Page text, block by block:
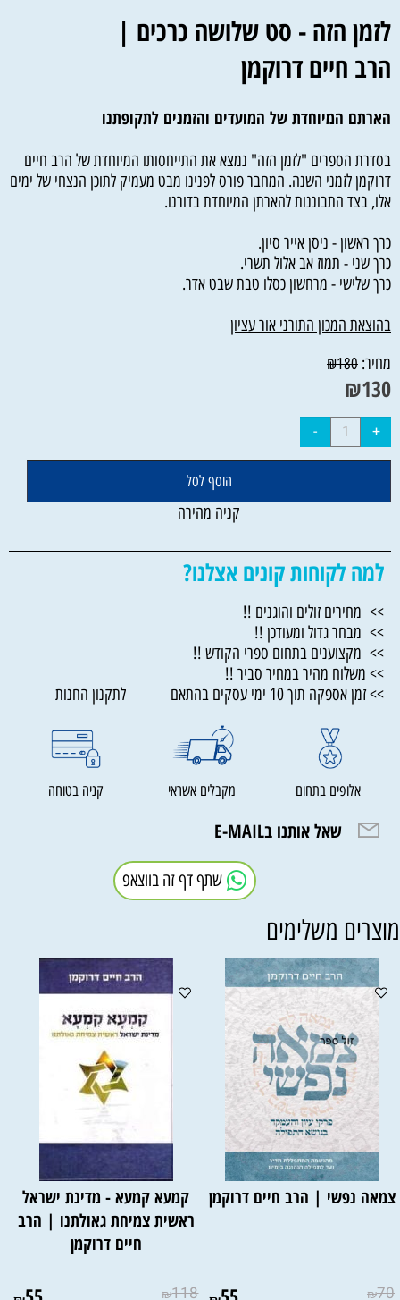
לזמן הזה - סט שלושה כרכים |
הרב חיים דרוקמן
הארתם המיוחדת של המועדים והזמנים לתקופתנו
בסדרת הספרים "לזמן הזה" נמצא את התייחסותו המיוחדת של הרב חיים
דרוקמן לזמני השנה. המחבר פורס לפנינו מבט מעמיק לתוכן הנצחי של ימים
אלו, בצד התבוננות להארתן המיוחדת בדורנו.
כרך ראשון - ניסן אייר סיון.
כרך שני - תמוז אב אלול תשרי.
כרך שלישי - מרחשון כסלו טבת שבט אדר.
בהוצאת המכון התורני אור עציון
מחיר:
₪180
₪130
הוסף לסל
קניה מהירה
למה לקוחות קונים אצלנו?
>> מחירים זולים והוגנים !!
>> מבחר גדול ומעודכן !!
>> מקצוענים בתחום ספרי הקודש !!
>> משלוח מהיר במחיר סביר !!
>> זמן אספקה תוך 10 ימי עסקים בהתאם לתקנון החנות
אלופים בתחום מקבלים אשראי קניה בטוחה
שאל אותנו בE-MAIL
שתף דף זה בווצאפ
משלימים
צמאה נפשי | הרב חיים דרוקמן
₪70
קמעא קמעא - מדינת ישראל
ראשית צמיחת גאולתנו | הרב
חיים דרוקמן
₪118